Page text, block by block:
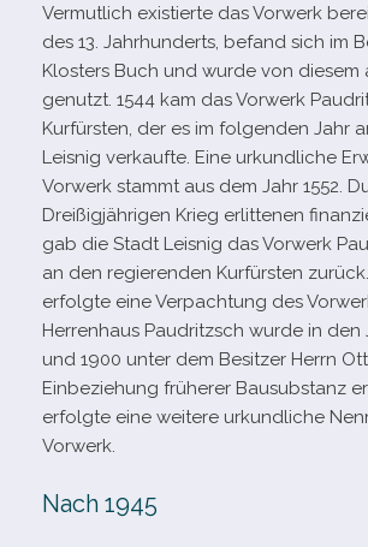
Vermutlich exis­tierte das Vorwerk
des 13. Jahrhunderts, befand sich im
Klosters Buch und wurde von die­sem
genutzt. 1544 kam das Vorwerk
Kurfürsten, der es im fol­gen­den Jahr
Leisnig ver­kaufte. Eine urkund­li­che
Vorwerk stammt aus dem Jahr 1552.
Dreißigjährigen Krieg erlit­te­nen
gab die Stadt Leisnig das Vorwerk
an den regie­ren­den Kurfürsten zurück.
erfolgte eine Verpachtung des
Herrenhaus Paudritzsch wurde in den
und 1900 unter dem Besitzer Herrn
Einbeziehung frü­he­rer Bausubstanz
erfolgte eine wei­tere urkund­li­che
Vorwerk.
Nach 1945